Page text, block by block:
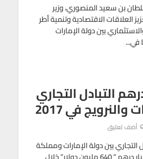
بن سعيد المنصوري، وزير
العلاقات الاقتصادية وتنمية أطر
بين دولة الإمارات
في...
درهم التبادل التجاري
والنرويج في 2017
أضف تعليق
التجاري بين دولة الإمارات ومملكة